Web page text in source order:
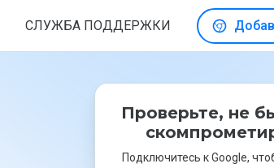
СЛУЖБА ПОДДЕРЖКИ
Проверьте, не
Подключитесь к Google,